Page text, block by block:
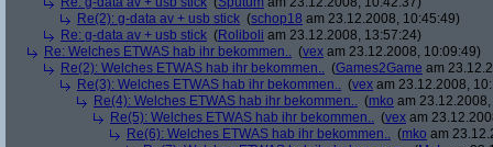
Re(2): g-data av + usb stick (schop18 am 23.12.2008, 10:45:49)
Re: g-data av + usb stick (Roliboli am 23.12.2008, 13:57:24)
Re: Welches ETWAS hab ihr bekommen.. (vex am 23.12.2008, 10:09:49)
Re(2): Welches ETWAS hab ihr bekommen.. (Games2Game am
Re(3): Welches ETWAS hab ihr bekommen.. (vex am 23.12.2008,
Re(4): Welches ETWAS hab ihr bekommen.. (mko am
Re(5): Welches ETWAS hab ihr bekommen.. (vex am
Re(6): Welches ETWAS hab ihr bekommen.. (mko am